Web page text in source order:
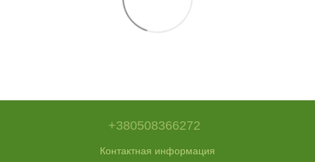
+380508366272
Контактная информация